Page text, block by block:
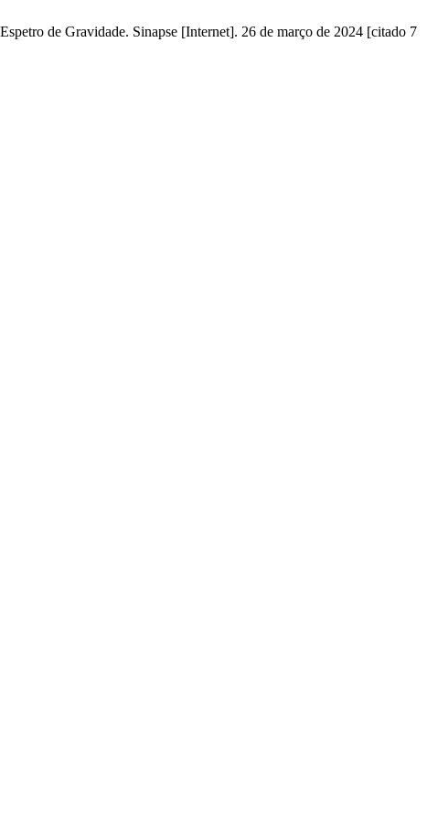
de Gravidade. Sinapse [Internet]. 26 de março de 2024 [citado 7